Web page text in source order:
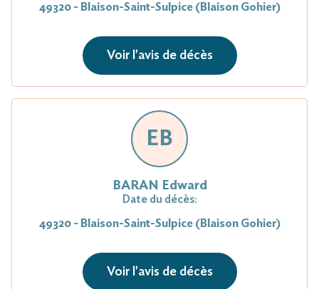
49320 - Blaison-Saint-Sulpice (Blaison Gohier)
Voir l'avis de décès
EB
BARAN Edward
Date du décès:
49320 - Blaison-Saint-Sulpice (Blaison Gohier)
Voir l'avis de décès